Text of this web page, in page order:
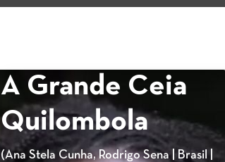
A Grande Ceia
Quilombola
(Ana Stela Cunha, Rodrigo Sena | Brasil |